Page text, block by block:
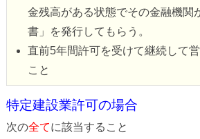
金残高がある状態でその金融機関
書」を発行してもらう。
直前5年間許可を受けて継続して
こと
特定建設業許可の場合
次の全てに該当すること